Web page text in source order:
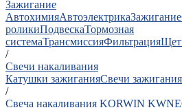
Зажигание
АвтохимияАвтоэлектрикаЗажигание
роликиПодвескаТормозная
системаТрансмиссияФильтрация
/
Свечи накаливания
Катушки зажиганияСвечи зажигания
/
Свеча накаливания KORWIN